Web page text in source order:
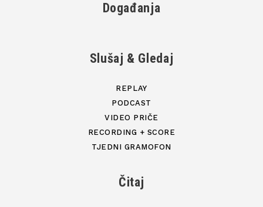
Događanja
Slušaj & Gledaj
REPLAY
PODCAST
VIDEO PRIČE
RECORDING + SCORE
TJEDNI GRAMOFON
Čitaj